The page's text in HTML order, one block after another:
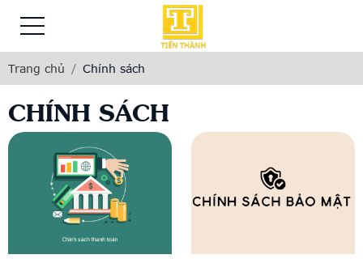
Trang chủ Chính sách
CHÍNH SÁCH